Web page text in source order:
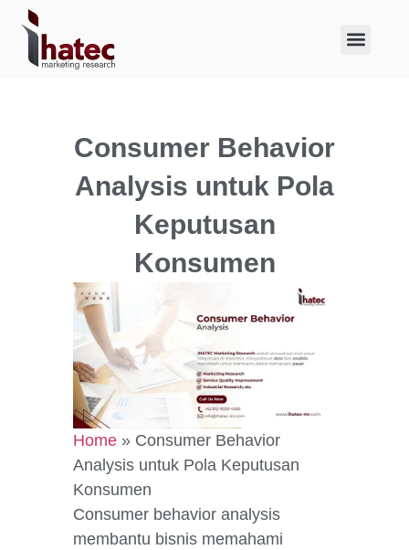
Consumer Behavior
Analysis untuk Pola
Keputusan
Konsumen
Home » Consumer Behavior
Analysis untuk Pola Keputusan
Konsumen
Consumer behavior analysis
membantu bisnis memahami